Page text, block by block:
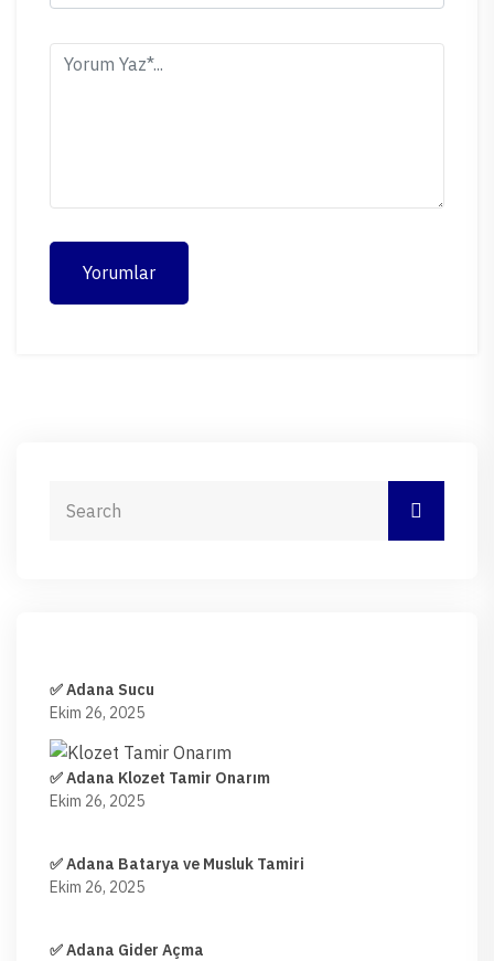
Yorumlar
✅ Adana Sucu
Ekim 26, 2025
✅ Adana Klozet Tamir Onarım
Ekim 26, 2025
✅ Adana Batarya ve Musluk Tamiri
Ekim 26, 2025
✅ Adana Gider Açma